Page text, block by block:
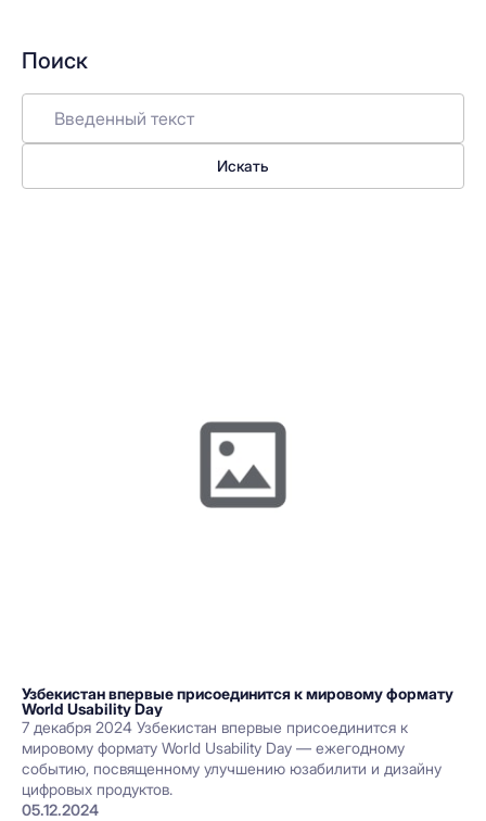
Поиск
Искать
Узбекистан впервые присоединится к мировому формату
World Usability Day
7 декабря 2024 Узбекистан впервые присоединится к
мировому формату World Usability Day — ежегодному
событию, посвященному улучшению юзабилити и дизайну
цифровых продуктов.
05.12.2024